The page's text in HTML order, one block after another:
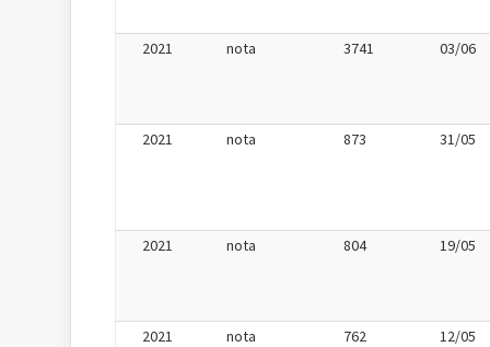
2021 nota 3741 03/06
2021 nota 873 31/05
2021 nota 804 19/05
2021 nota 762 12/05